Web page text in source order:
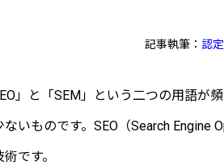
記事執筆： 認
」と「SEM」という二つの用語が
いものです。SEO（Search Engine
です。